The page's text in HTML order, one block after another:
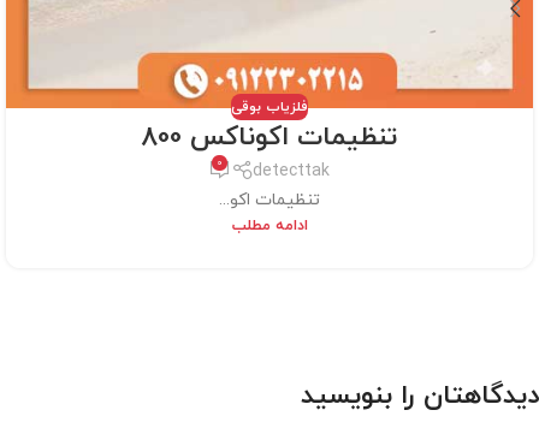
فلزیاب بوقی
تنظیمات اکوناکس 800
detecttak
0
تنظیمات اکو...
ادامه مطلب
دیدگاهتان را بنویسید